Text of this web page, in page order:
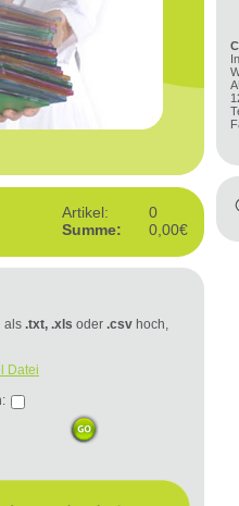
Artikel:
0
Summe:
0,00€
als .txt, .xls oder .csv hoch,
Datei